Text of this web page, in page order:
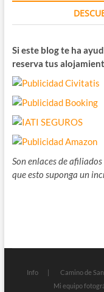
Si este blog te ha
reserva tus
Son enlaces de
que esto suponga un
Info Camino de
Mi equipo